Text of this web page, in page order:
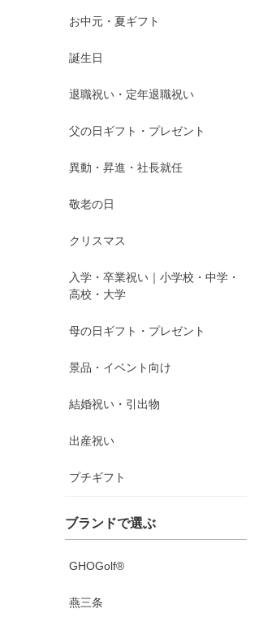
お中元・夏ギフト
誕生日
退職祝い・定年退職祝い
父の日ギフト・プレゼント
異動・昇進・社長就任
敬老の日
クリスマス
入学・卒業祝い｜小学校・中学・
高校・大学
母の日ギフト・プレゼント
景品・イベント向け
結婚祝い・引出物
出産祝い
プチギフト
ブランドで選ぶ
GHOGolf®
燕三条